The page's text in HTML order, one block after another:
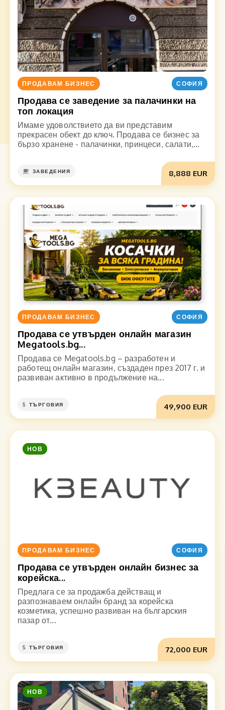
ПРОДАВАМ БИЗНЕС СОФИЯ
Продава се заведение за палачинки на
топ локация
Имаме удоволствието да ви представим
прекрасен обект до ключ. Продава се бизнес за
бързо хранене - палачинки, принцеси, салати,...
8,888 EUR
ЗАВЕДЕНИЯ
ПРОДАВАМ БИЗНЕС СОФИЯ
Продава се утвърден онлайн магазин
Megatools.bg...
Продава се Megatools.bg – разработен и
работещ онлайн магазин, създаден през 2017 г. и
развиван активно в продължение на...
49,900 EUR
ТЪРГОВИЯ
НОВ
ПРОДАВАМ БИЗНЕС СОФИЯ
Продава се утвърден онлайн бизнес за
корейска...
Предлага се за продажба действащ и
разпознаваем онлайн бранд за корейска
козметика, успешно развиван на българския
пазар от...
72,000 EUR
ТЪРГОВИЯ
НОВ